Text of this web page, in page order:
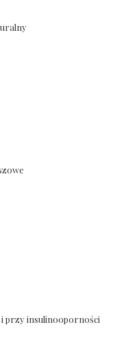
przy insulinooporności